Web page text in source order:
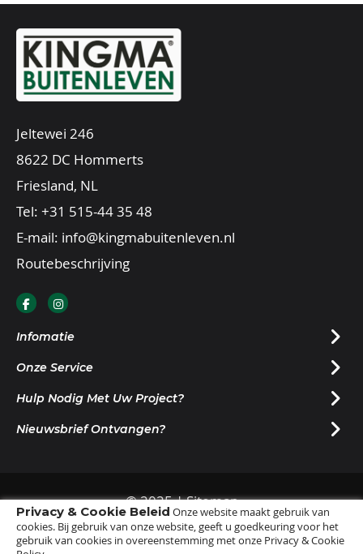
Privacy & Cookie Beleid Onze website maakt gebruik van
cookies. Bij gebruik van onze website, geeft u goedkeuring voor het
gebruik van cookies in overeenstemming met onze Privacy & Cookie
Jeltewei 246
8622 DC Hommerts
Friesland, NL
Tel: +31 515-44 35 48
E-mail: info@kingmabuitenleven.nl
Routebeschrijving
Infomatie
Onze Service
Hulp Nodig Met Uw Project?
Nieuwsbrief Ontvangen?
© 2025 |Sitemap